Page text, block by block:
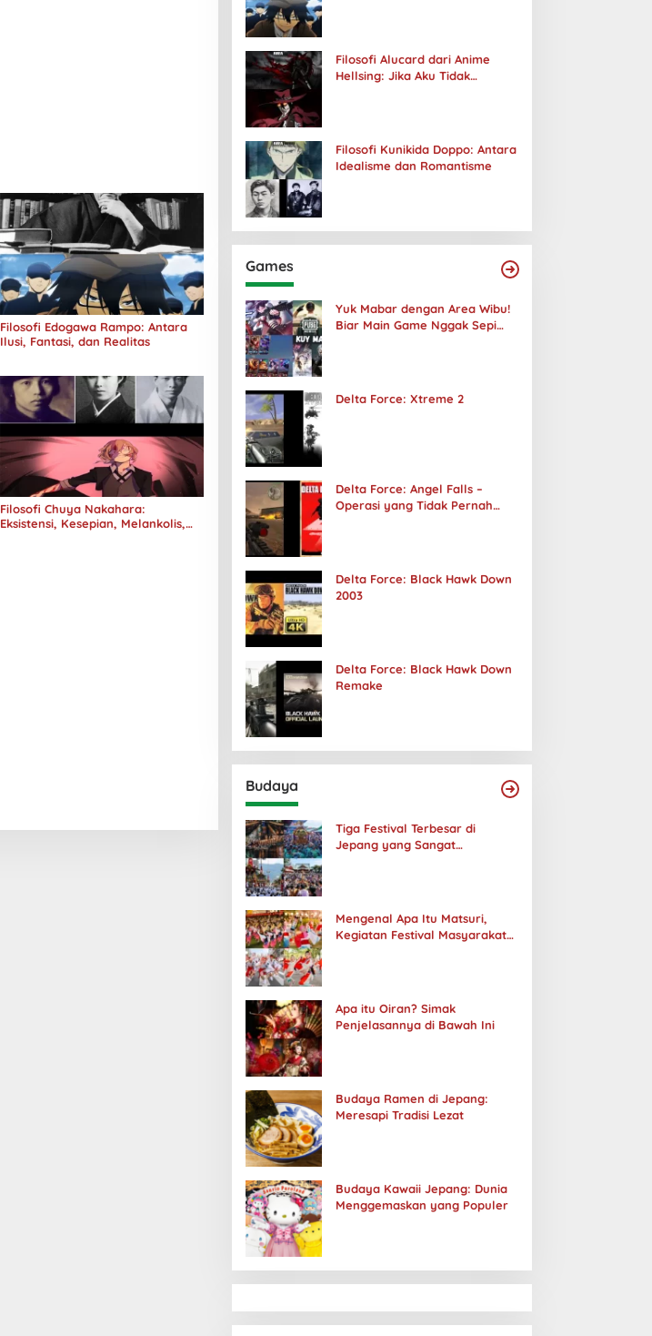
Filosofi Edogawa Rampo: Antara
Ilusi, Fantasi, dan Realitas
Filosofi Chuya Nakahara:
Eksistensi, Kesepian, Melankolis,
Filosofi Alucard dari Anime
Hellsing: Jika Aku Tidak
Filosofi Kunikida Doppo: Antara
Idealisme dan Romantisme
Games
Yuk Mabar dengan Area Wibu!
Biar Main Game Nggak Sepi
Delta Force: Xtreme 2
Delta Force: Angel Falls –
Operasi yang Tidak Pernah
Delta Force: Black Hawk Down
2003
Delta Force: Black Hawk Down
Remake
Budaya
Tiga Festival Terbesar di
Jepang yang Sangat
Mengenal Apa Itu Matsuri,
Kegiatan Festival Masyarakat
Apa itu Oiran? Simak
Penjelasannya di Bawah Ini
Budaya Ramen di Jepang:
Meresapi Tradisi Lezat
Budaya Kawaii Jepang: Dunia
Menggemaskan yang Populer